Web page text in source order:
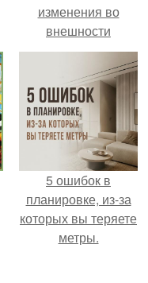
изменения во
внешности
актрисы.
5 ошибок в
планировке, из-за
которых вы теряете
метры.